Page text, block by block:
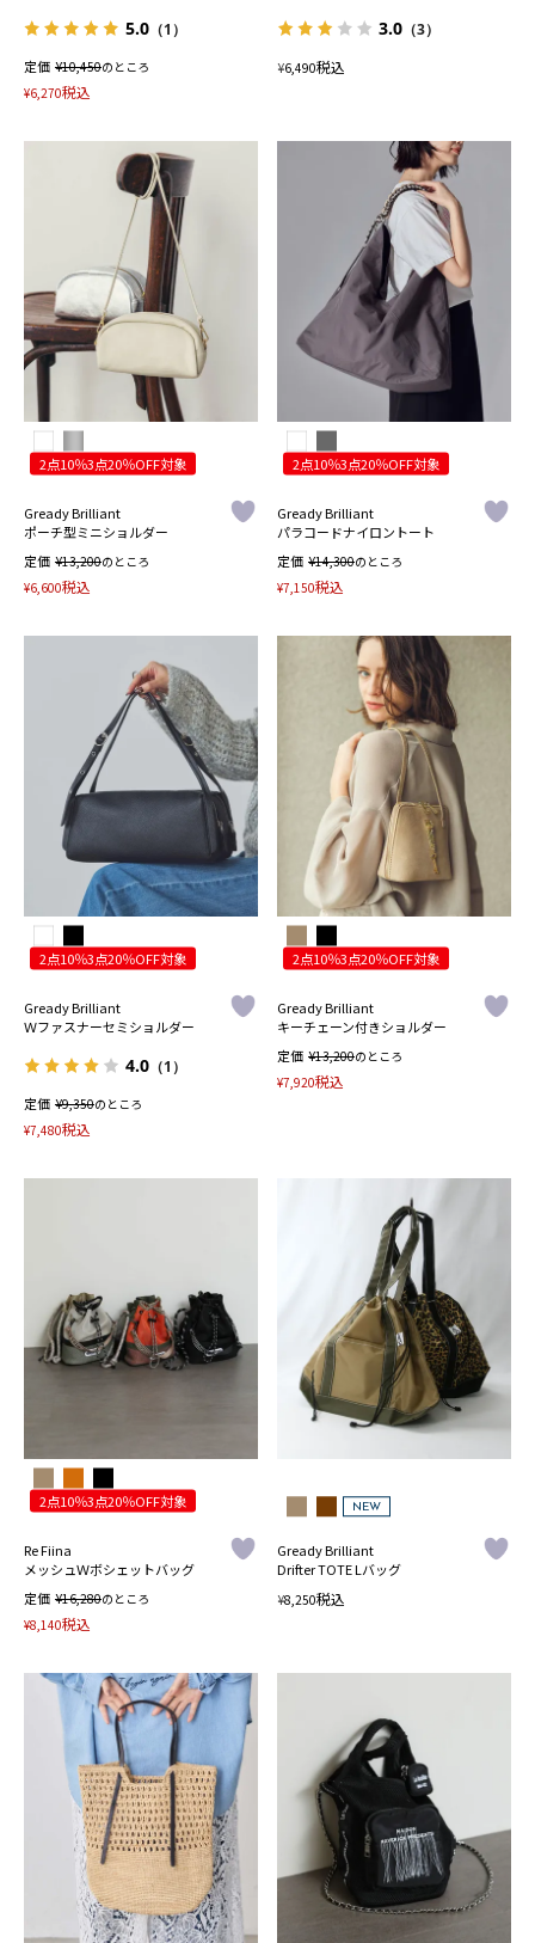
5.0 （1）
定価 ¥10,450のところ
¥6,270税込
3.0 （3）
¥6,490税込
2点10％3点20％OFF対象
Gready Brilliant
ポーチ型ミニショルダー
定価 ¥13,200のところ
¥6,600税込
2点10％3点20％OFF対象
Gready Brilliant
パラコードナイロントート
定価 ¥14,300のところ
¥7,150税込
2点10％3点20％OFF対象
Gready Brilliant
Ｗファスナーセミショルダー
4.0 （1）
定価 ¥9,350のところ
¥7,480税込
2点10％3点20％OFF対象
Gready Brilliant
キーチェーン付きショルダー
定価 ¥13,200のところ
¥7,920税込
2点10％3点20％OFF対象
Re Fiina
メッシュＷボシェットバッグ
定価 ¥16,280のところ
¥8,140税込
NEW
Gready Brilliant
Drifter TOTE Lバッグ
¥8,250税込